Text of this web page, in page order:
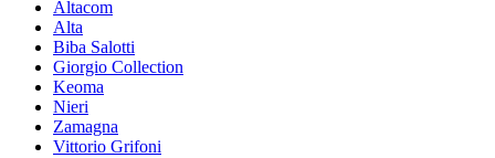
Altacom
Alta
Biba Salotti
Giorgio Collection
Keoma
Nieri
Zamagna
Vittorio Grifoni